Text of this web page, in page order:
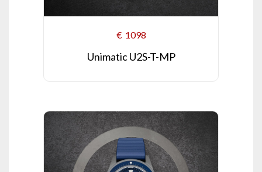
€ 1098
Unimatic U2S-T-MP